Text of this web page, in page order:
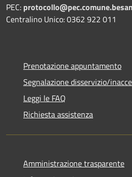
PEC:
Centralino Unico: 0362 922 011
Prenotazione appuntamento
Segnalazione disservizio/
Leggi le FAQ
Richiesta assistenza
Amministrazione trasparente